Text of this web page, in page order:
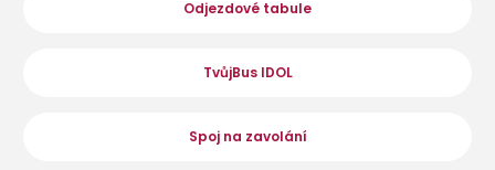
Odjezdové tabule
TvůjBus IDOL
Spoj na zavolání